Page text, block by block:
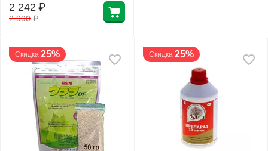
2 990 ₽
2 242 ₽
Скидка 25% Скидка 25%